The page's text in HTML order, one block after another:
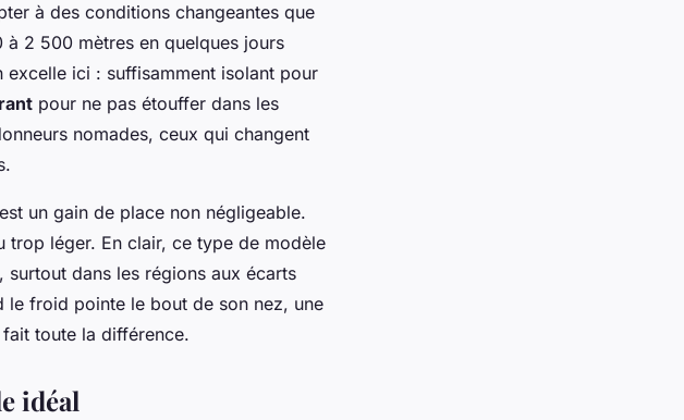
à des conditions changeantes que
2 500 mètres en quelques jours
ici : suffisamment isolant pour
pour ne pas étouffer dans les
nomades, ceux qui changent
un gain de place non négligeable.
trop léger. En clair, ce type de modèle
surtout dans les régions aux écarts
le froid pointe le bout de son nez, une
toute la différence.
idéal